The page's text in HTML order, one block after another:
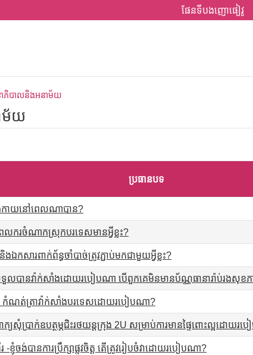
ផែនទីបងញោផៀវូ
ភិបាលនិងអនាម័យ
ម័យ
ប្រធានបទ
ងកាយនៅពេលណាបាន?
ករចំណាកស្រុកបរទេសមានអ្វីខ្លះ?
ឯកសារពាក់ព័ន្ធចាំបាច់ត្រូវភ្ជាប់មកជាមួយអ្វីខ្លះ?
លបានវ៉ាក់សាំងដោយរបៀបណា បើពួកគេមិនមានប័ណ្ណធានារ៉ាប់រងសុខភ
" កំណត់ត្រាវ៉ាក់សាំងបរទេសដោយរបៀបណា?
យសុំប្រាក់ឧបត្ថម្ភជិះរថយន្តក្រុង 2U សម្រាប់ការមានផ្ទៃពោះល្អដោយរ
ខ្ញុំចង់បានការប្រឹក្សាផ្លូវចិត្ត តើត្រូវរៀបចំវាដោយរបៀបណា?